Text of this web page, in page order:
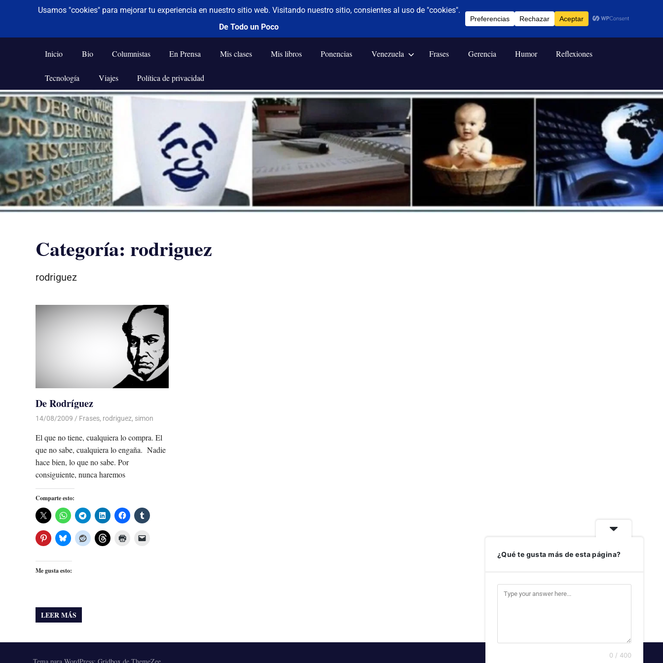
Saltar
al
contenido
De todo un poco
Frases,
Humor,
Tecnología
y
Viajes
Inicio Bio Columnistas En Prensa Mis clases Mis libros Ponencias Venezuela Frases Gerencia Humor Reflexiones
Tecnología Viajes Política de privacidad
Categoría: rodriguez
rodriguez
De Rodríguez
14/08/2009 De todo un Poco
Frases, rodriguez, simon
El que no tiene, cualquiera lo compra. El
que no sabe, cualquiera lo engaña. Nadie
hace bien, lo que no sabe. Por
consiguiente, nunca haremos
Comparte esto:
Me gusta esto:
LEER MÁS
¿Qué te gusta más de esta página?
0 / 400